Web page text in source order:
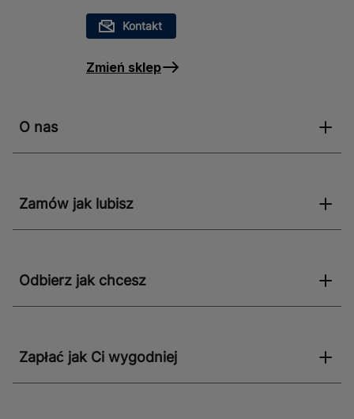
Kontakt
Zmień sklep
O nas
Zamów jak lubisz
Odbierz jak chcesz
Zapłać jak Ci wygodniej